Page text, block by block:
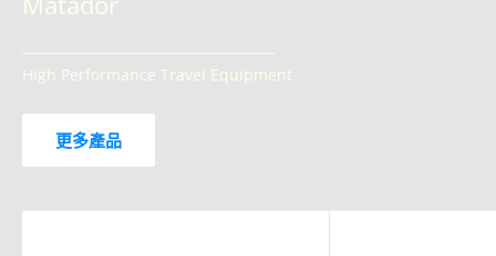
High Performance Travel Equipment
更多產品